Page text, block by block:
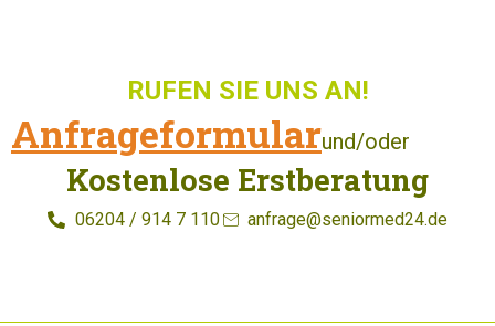
RUFEN SIE UNS AN!
Anfrageformularund/oder
Kostenlose Erstberatung
06204 / 914 7 110 anfrage@seniormed24.de